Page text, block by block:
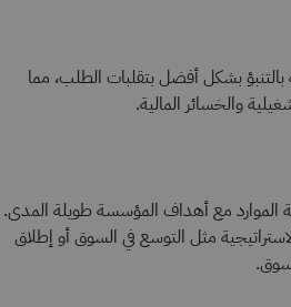
بشكل أفضل بتقلبات الطلب، مما
والخسائر المالية.
مع أهداف المؤسسة طويلة المدى.
مثل التوسع في السوق أو إطلاق